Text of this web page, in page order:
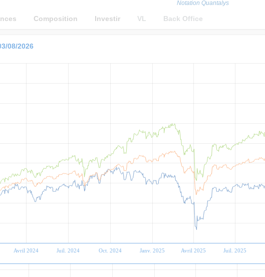
Notation Quantalys
Composition Investir VL Back Office
08/2026
Avril 2024 Juil. 2024 Oct. 2024 Janv. 2025 Avril 2025 Juil. 2025